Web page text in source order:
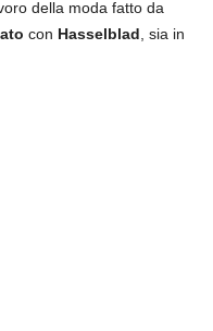
della moda fatto da
con Hasselblad, sia in